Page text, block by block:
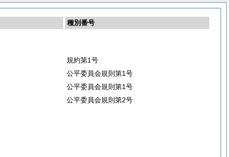
種別番号
規約第1号
公平委員会規則第1号
公平委員会規則第1号
公平委員会規則第2号